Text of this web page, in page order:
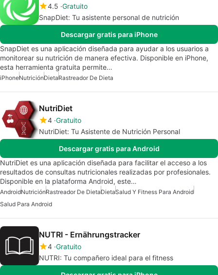
4.5 Gratuito
SnapDiet: Tu asistente personal de nutrición
Descargar gratis para iPhone
SnapDiet es una aplicación diseñada para ayudar a los usuarios a
monitorear su nutrición de manera efectiva. Disponible en iPhone,
esta herramienta gratuita permite…
iPhoneNutriciónDietaRastreador De Dieta
NutriDiet
4 Gratuito
NutriDiet: Tu Asistente de Nutrición Personal
Descargar gratis para Android
NutriDiet es una aplicación diseñada para facilitar el acceso a los
resultados de consultas nutricionales realizadas por profesionales.
Disponible en la plataforma Android, este…
AndroidNutriciónRastreador De DietaDietaSalud Y Fitness Para Android
Salud Para Android
NUTRI - Ernährungstracker
4 Gratuito
NUTRI: Tu compañero ideal para el fitness